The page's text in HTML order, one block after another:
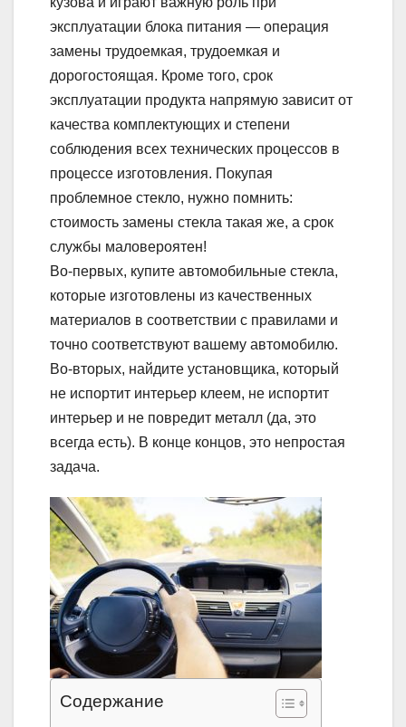
эксплуатации блока питания — операция
замены трудоемкая, трудоемкая и
дорогостоящая. Кроме того, срок
эксплуатации продукта напрямую зависит от
качества комплектующих и степени
соблюдения всех технических процессов в
процессе изготовления. Покупая
проблемное стекло, нужно помнить:
стоимость замены стекла такая же, а срок
службы маловероятен!
Во-первых, купите автомобильные стекла,
которые изготовлены из качественных
материалов в соответствии с правилами и
точно соответствуют вашему автомобилю.
Во-вторых, найдите установщика, который
не испортит интерьер клеем, не испортит
интерьер и не повредит металл (да, это
всегда есть). В конце концов, это непростая
задача.
Содержание